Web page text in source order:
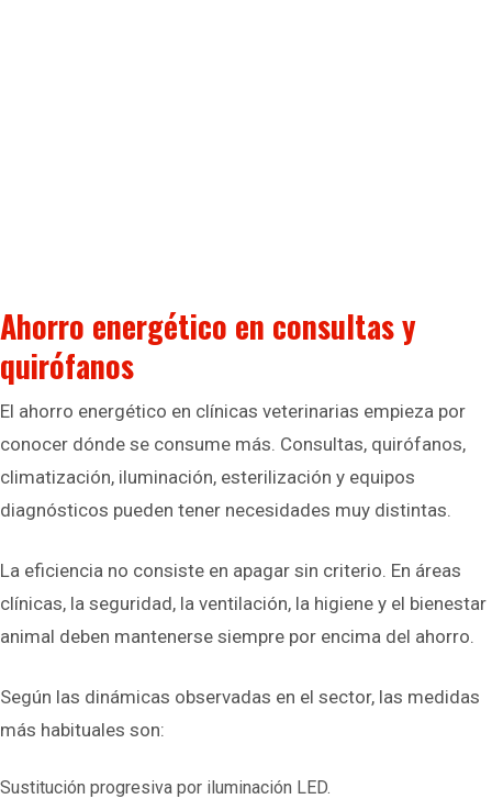
Ahorro energético en consultas y
quirófanos
El ahorro energético en clínicas veterinarias empieza por
conocer dónde se consume más. Consultas, quirófanos,
climatización, iluminación, esterilización y equipos
diagnósticos pueden tener necesidades muy distintas.
La eficiencia no consiste en apagar sin criterio. En áreas
clínicas, la seguridad, la ventilación, la higiene y el bienestar
animal deben mantenerse siempre por encima del ahorro.
Según las dinámicas observadas en el sector, las medidas
más habituales son:
Sustitución progresiva por iluminación LED.